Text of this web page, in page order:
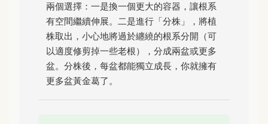
兩個選擇：一是換一個更大的容器，讓根系
有空間繼續伸展。二是進行「分株」，將植
株取出，小心地將過於纏繞的根系分開（可
以適度修剪掉一些老根），分成兩盆或更多
盆。分株後，每盆都能獨立成長，你就擁有
更多盆黃金葛了。